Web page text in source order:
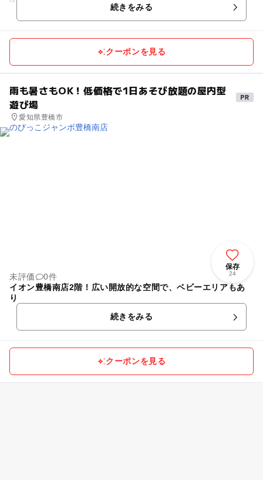
続きをみる
クーポンを見る
雨も暑さもOK！低価格で1日あそび放題の屋内型
遊び場
愛知県豊橋市
保存
24
未評価
0件
イオン豊橋南店2階！広い開放的な空間で、ベビーエリアもあ
り
続きをみる
クーポンを見る